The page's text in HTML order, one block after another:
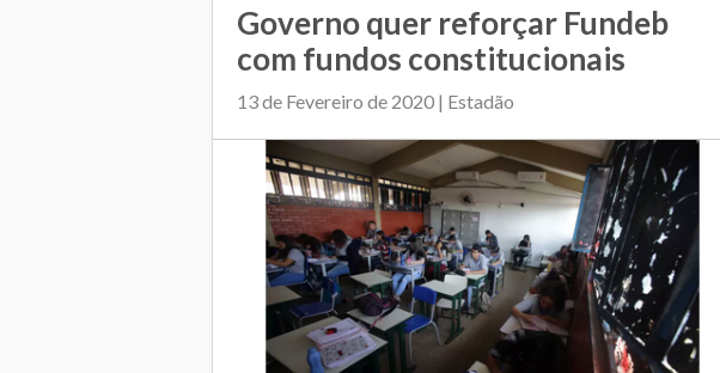
Governo quer reforçar Fundeb
com fundos constitucionais
13 de Fevereiro de 2020 | Estadão